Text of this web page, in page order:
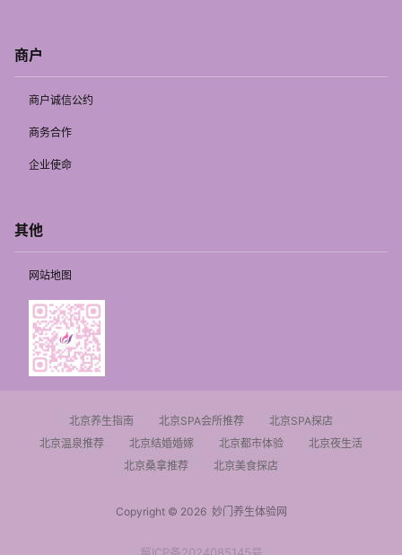
商户
商户诚信公约
商务合作
企业使命
其他
网站地图
北京养生指南 北京SPA会所推荐
北京SPA探店
北京温泉推荐
北京结婚婚嫁 北京都市体验
北京夜生活
北京桑拿推荐
北京美食探店
Copyright © 2026妙门养生体验网